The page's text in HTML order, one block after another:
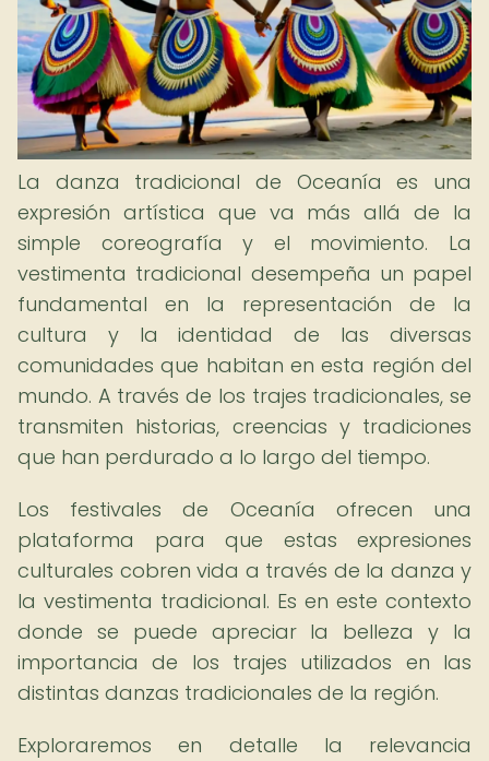
La danza tradicional de Oceanía es una
expresión artística que va más allá de la
simple coreografía y el movimiento. La
vestimenta tradicional desempeña un papel
fundamental en la representación de la
cultura y la identidad de las diversas
comunidades que habitan en esta región del
mundo. A través de los trajes tradicionales, se
transmiten historias, creencias y tradiciones
que han perdurado a lo largo del tiempo.
Los festivales de Oceanía ofrecen una
plataforma para que estas expresiones
culturales cobren vida a través de la danza y
la vestimenta tradicional. Es en este contexto
donde se puede apreciar la belleza y la
importancia de los trajes utilizados en las
distintas danzas tradicionales de la región.
Exploraremos en detalle la relevancia